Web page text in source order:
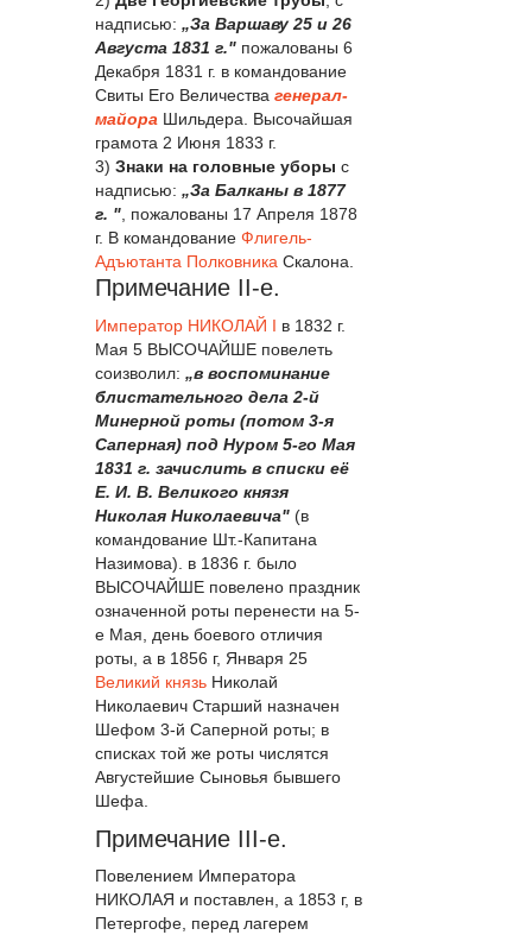
надписью: „За Варшаву 25 и 26
Августа 1831 г." пожалованы 6
Декабря 1831 г. в командование
Свиты Его Величества генерал-
майора Шильдера. Высочайшая
грамота 2 Июня 1833 г.
3) Знаки на головные уборы с
надписью: „За Балканы в 1877
г. " , пожалованы 17 Апреля 1878
г. В командование Флигель-
Адъютанта Полковника Скалона.
Примечание II-е.
Император НИКОЛАЙ I в 1832 г.
Мая 5 ВЫСОЧАЙШЕ повелеть
соизволил: „в воспоминание
блистательного дела 2-й
Минерной роты (потом 3-я
Саперная) под Нуром 5-го Мая
1831 г. зачислить в списки её
Е. И. В. Великого князя
Николая Николаевича" (в
командование Шт.-Капитана
Назимова). в 1836 г. было
ВЫСОЧАЙШЕ повелено праздник
означенной роты перенести на 5-
е Мая, день боевого отличия
роты, а в 1856 г, Января 25
Великий князь Николай
Николаевич Старший назначен
Шефом 3-й Саперной роты; в
списках той же роты числятся
Августейшие Сыновья бывшего
Шефа.
Примечание III-е.
Повелением Императора
НИКОЛАЯ и поставлен, а 1853 г, в
Петергофе, перед лагерем